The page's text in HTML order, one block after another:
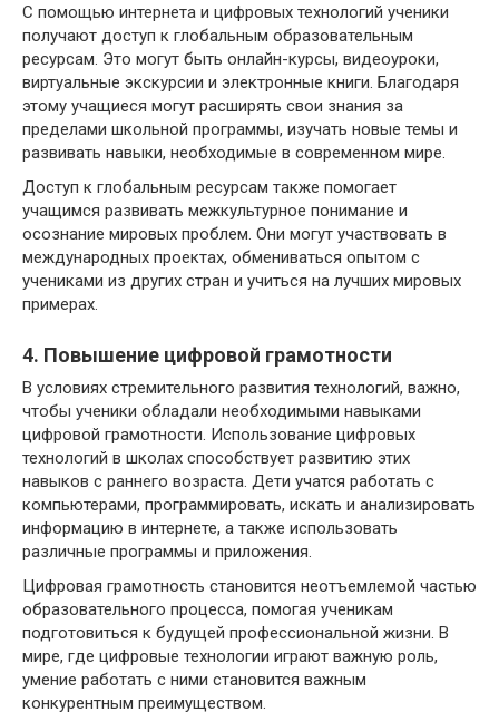
С помощью интернета и цифровых технологий ученики
получают доступ к глобальным образовательным
ресурсам. Это могут быть онлайн-курсы, видеоуроки,
виртуальные экскурсии и электронные книги. Благодаря
этому учащиеся могут расширять свои знания за
пределами школьной программы, изучать новые темы и
развивать навыки, необходимые в современном мире.
Доступ к глобальным ресурсам также помогает
учащимся развивать межкультурное понимание и
осознание мировых проблем. Они могут участвовать в
международных проектах, обмениваться опытом с
учениками из других стран и учиться на лучших мировых
примерах.
4. Повышение цифровой грамотности
В условиях стремительного развития технологий, важно,
чтобы ученики обладали необходимыми навыками
цифровой грамотности. Использование цифровых
технологий в школах способствует развитию этих
навыков с раннего возраста. Дети учатся работать с
компьютерами, программировать, искать и анализировать
информацию в интернете, а также использовать
различные программы и приложения.
Цифровая грамотность становится неотъемлемой частью
образовательного процесса, помогая ученикам
подготовиться к будущей профессиональной жизни. В
мире, где цифровые технологии играют важную роль,
умение работать с ними становится важным
конкурентным преимуществом.